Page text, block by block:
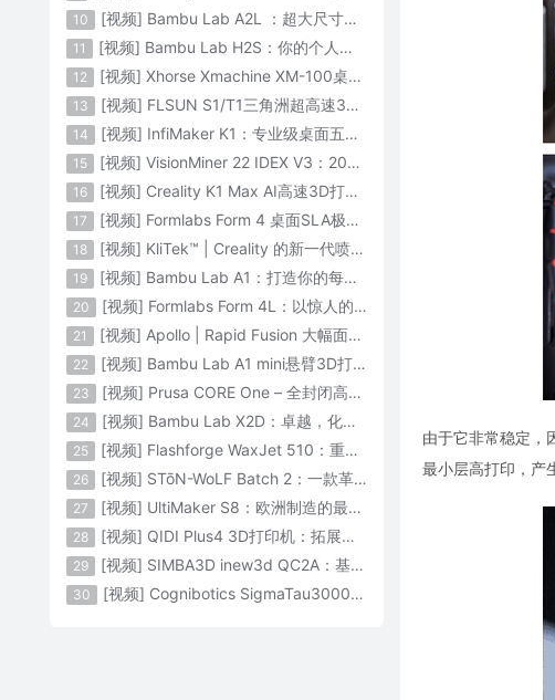
由于它非常稳定，
最小层高打印，产
10 [视频] Bambu Lab A2L ：超大尺寸家用打印机 告别拆件 轻松一体成型
11 [视频] Bambu Lab H2S：你的个人智造中心
12 [视频] Xhorse Xmachine XM-100桌面级五轴CNC机床：卓越的精度和效率
13 [视频] FLSUN S1/T1三角洲超高速3D打印机 打印速度1200mm/s
14 [视频] InfiMaker K1：专业级桌面五轴数控机床
15 [视频] VisionMiner 22 IDEX V3：2024年最佳工程材料3D打印机
16 [视频] Creality K1 Max AI高速3D打印机：600mm/s打印速度 史诗般的飞跃
17 [视频] Formlabs Form 4 桌面SLA极速3D打印机 工业级打印质量
18 [视频] KliTek™ | Creality 的新一代喷嘴更换系统
19 [视频] Bambu Lab A1：打造你的每一份热爱
20 [视频] Formlabs Form 4L：以惊人的速度获得工业级部件
21 [视频] Apollo | Rapid Fusion 大幅面颗粒3D打印系统
22 [视频] Bambu Lab A1 mini悬臂3D打印机：让多色打印成为标配
23 [视频] Prusa CORE One – 全封闭高速CoreXY 3D打印机配备主动腔体温度控制
24 [视频] Bambu Lab X2D：卓越，化繁为简！
25 [视频] Flashforge WaxJet 510：重新定义精度 专为K金珠宝铸造而生
26 [视频] STōN-WoLF Batch 2：一款革命性的“飞行龙门架”3D打印机
27 [视频] UltiMaker S8：欧洲制造的最快的桌面双材料专业3D打印机
28 [视频] QIDI Plus4 3D打印机：拓展您的想象力
29 [视频] SIMBA3D inew3d QC2A：基于AI建模的桌面全彩色3D打印机
30 [视频] Cognibotics SigmaTau3000 轻型机器人：智能制造的未来